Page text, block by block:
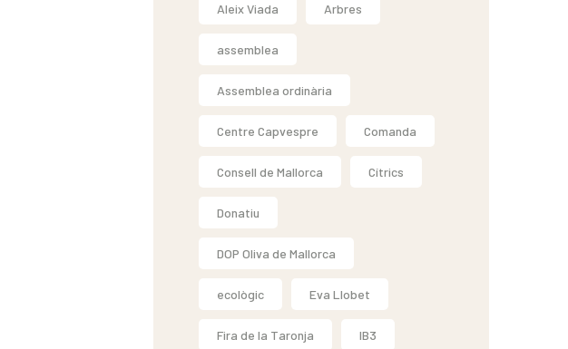
Aleix Viada Arbres
assemblea
Assemblea ordinària
Centre Capvespre Comanda
Consell de Mallorca Cítrics
Donatiu
DOP Oliva de Mallorca
ecològic Eva Llobet
Fira de la Taronja IB3